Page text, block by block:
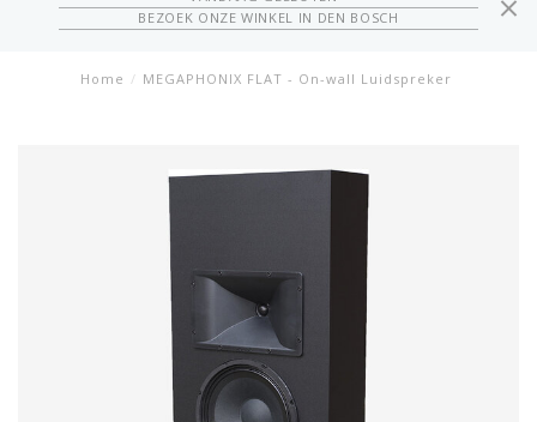
BEZOEK ONZE WINKEL IN DEN BOSCH
Home / MEGAPHONIX FLAT - On-wall Luidspreker